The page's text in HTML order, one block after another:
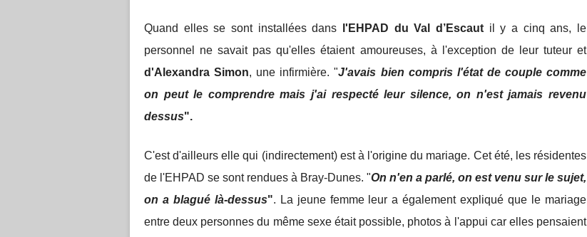
Quand elles se sont installées dans l'EHPAD du Val d’Escaut il y a cinq ans, le
personnel ne savait pas qu'elles étaient amoureuses, à l'exception de leur tuteur et
d'Alexandra Simon, une infirmière. "J'avais bien compris l'état de couple comme
on peut le comprendre mais j'ai respecté leur silence, on n'est jamais revenu
dessus".
C'est d'ailleurs elle qui (indirectement) est à l'origine du mariage. Cet été, les résidentes
de l'EHPAD se sont rendues à Bray-Dunes. "On n'en a parlé, on est venu sur le sujet,
on a blagué là-dessus". La jeune femme leur a également expliqué que le mariage
entre deux personnes du même sexe était possible, photos à l'appui car elles pensaient